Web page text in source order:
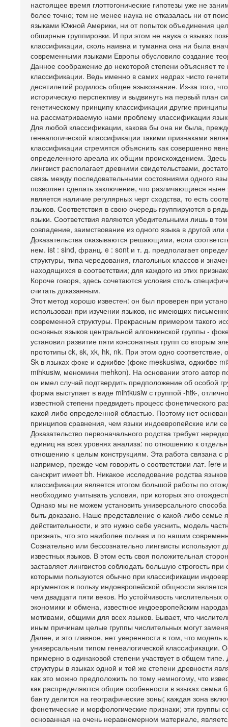
настоящее время глоттогонические гипотезы уже не
более точно; тем не менее наука не отказалась ни от
языками Южной Америки, ни от попыток объединения
обширные группировки. И при этом не наука о языках
классификации, сколь наивна и туманна она ни была
современными языками Европы обусловило создание
Данное соображение до некоторой степени объясняет
классификации. Ведь именно в самих недрах чисто
десятилетий родилось общее языкознание. Из-за того,
историческую перспективу и выдвинуть на первый план
генетическому принципу классификации другие
на рассматриваемую нами проблему классификации
Для любой классификации, какова бы она ни была,
генеалогической классификации такими признаками
классификации стремятся объяснить как совершенно
определенного ареала их общим происхождением.
лингвист располагает древними свидетельствами,
связь между последовательными состояниями одного
позволяет сделать заключение, что различающиеся ныне
является наличие регулярных черт сходства, то есть
языков. Соответствия в свою очередь группируются в
языки. Соответствия являются убедительными лишь в
совпадение, заимствование из одного языка в другой
Доказательства оказываются решающими, если
нем. ist : sind, франц. e : sont и т. д. предполагает
структуры, типа чередования, глагольных классов и
находящихся в соответствии; для каждого из этих
Короче говоря, здесь сочетаются условия столь
считать доказанным.
Этот метод хорошо известен: он был проверен при
использован при изучении языков, не имеющих
современной структуры. Прекрасным примером такого
основных языков центральной алгонкинской группы -
установил развитие пяти консонатных групп со вторым
прототипы ck, sk, xk, hk, nk. При этом одно
Sk в языках фоке и оджибве (фоке meskusiwa, оджибве
mihkusiw, меномини mehkon). На основании этого автор
он имел случай подтвердить предположение об особой
форма выступает в виде mihtkusiw с группой -htk-,
известной степени предвидеть процесс фонетического
какой-либо определенной областью. Поэтому нет
принципов сравнения, чем языки индоевропейские или
Доказательство первоначального родства требует
единиц на всех уровнях анализа: по отношению к
отношению к целым конструкциям. Эта работа связана с
например, прежде чем говорить о соответствии лат. fere
санскрит имеет bh. Никакое исследование родства
классификации является итогом большой работы по
необходимо учитывать условия, при которых это
Однако мы не можем установить универсального
быть доказано. Наше представление о какой-либо
действительности, и это нужно себе уяснить, модель
признать, что это наиболее полная и по нашим
Сознательно или бессознательно лингвисты
известных языков. В этом есть своя положительная
заставляет лингвистов соблюдать большую строгость
которыми пользуются обычно при классификации
аргументов в пользу индоевропейской общности
чем двадцати пяти веков. Но устойчивость
экономики и обмена, известное индоевропейским
мотивами, общими для всех языков. Бывает, что
иным причинам целые группы числительных могут
Далее, и это главное, нет уверенности в том, что
универсальным типом генеалогической классификации.
примерно в одинаковой степени участвует в общем
структуры в языках одной и той же степени древности
как это можно предположить по тому немногому, что
как распределяются общие особенности в языках семьи
банту делится на географические зоны; каждая зона
фонетические и морфологические признаки; эти группы
основанная на очень неравномерном материале,